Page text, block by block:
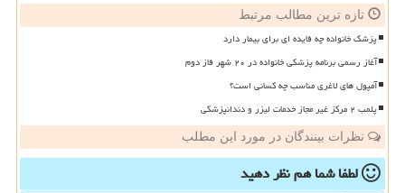
تازه ترین مطالب مرتبط
پزشک خانواده چه فایده ای برای بیمار دارد
آغاز رسمی برنامه پزشکی خانواده در ۲۰ شهر فاز دوم
آمپول های لاغری مناسب چه کسانی است؟
پلمب ۲ مرکز غیر مجاز خدمات لیزر و دندانپزشکی
نظرات بینندگان در مورد این مطلب
لطفا شما همنظر دهید